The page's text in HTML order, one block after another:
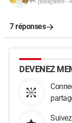
7 réponses
DEVENEZ